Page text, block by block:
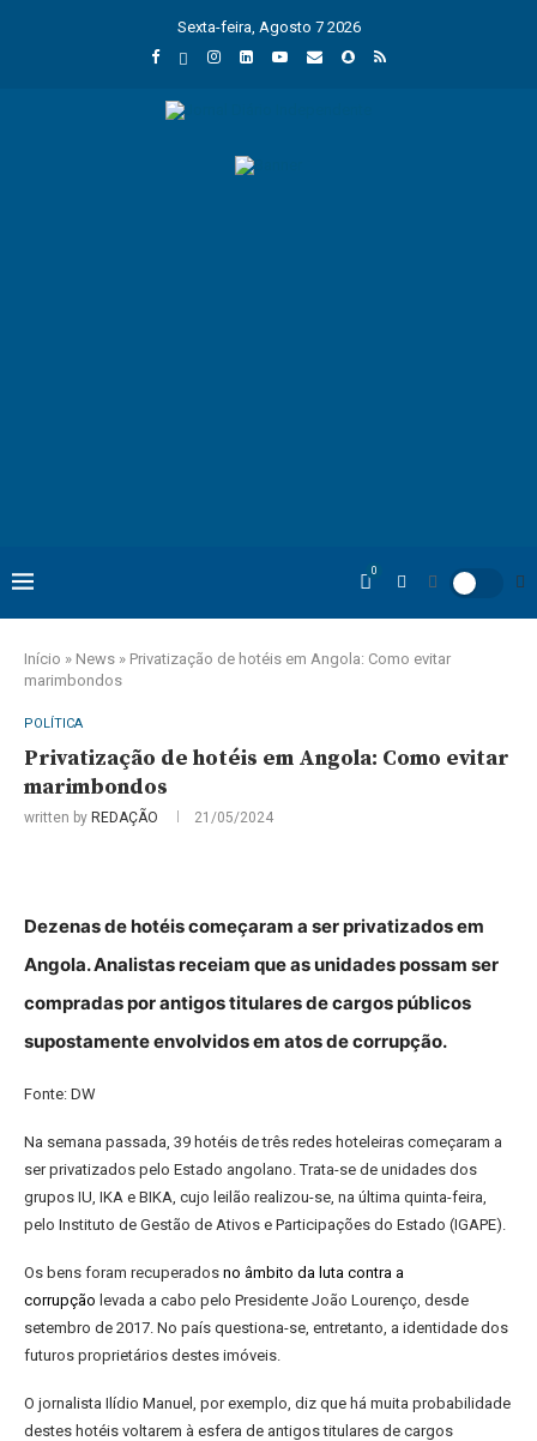
Sexta-feira, Agosto 7 2026
0
Início » News » Privatização de hotéis em Angola: Como evitar
marimbondos
POLÍTICA
Privatização de hotéis em Angola: Como evitar
marimbondos
written by REDAÇÃO 21/05/2024
Dezenas de hotéis começaram a ser privatizados em
Angola. Analistas receiam que as unidades possam ser
compradas por antigos titulares de cargos públicos
supostamente envolvidos em atos de corrupção.
Fonte: DW
Na semana passada, 39 hotéis de três redes hoteleiras começaram a
ser privatizados pelo Estado angolano. Trata-se de unidades dos
grupos IU, IKA e BIKA, cujo leilão realizou-se, na última quinta-feira,
pelo Instituto de Gestão de Ativos e Participações do Estado (IGAPE).
Os bens foram recuperados no âmbito da luta contra a
corrupção levada a cabo pelo Presidente João Lourenço, desde
setembro de 2017. No país questiona-se, entretanto, a identidade dos
futuros proprietários destes imóveis.
O jornalista Ilídio Manuel, por exemplo, diz que há muita probabilidade
destes hotéis voltarem à esfera de antigos titulares de cargos